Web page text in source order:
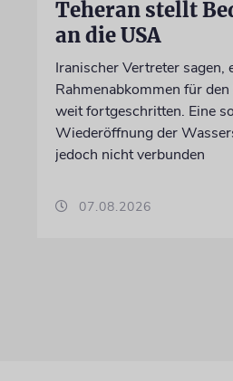
Teheran stellt
an die USA
Iranischer Vertreter sagen,
Rahmenabkommen für
weit fortgeschritten. Eine
Wiederöffnung der
jedoch nicht verbunden
07.08.2026